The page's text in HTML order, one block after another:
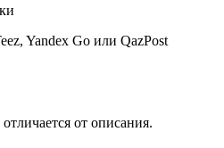
Yandex Go или QazPost
от описания.